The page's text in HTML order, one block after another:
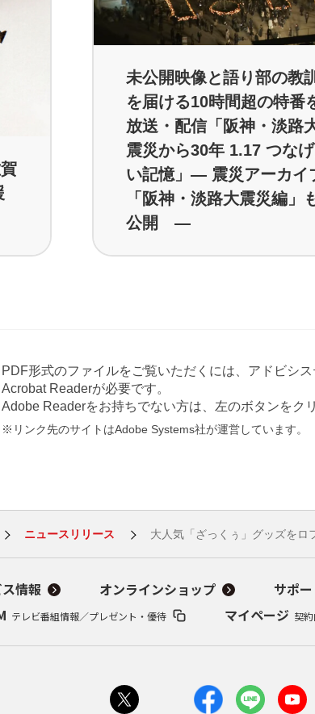
未公開映像と語り部の教訓
を届ける10時間超の特番
放送・配信「阪神・淡路
震災から30年 1.17 つな
い記憶」― 震災アーカイ
「阪神・淡路大震災編」
公開 ―
PDF形式のファイルをご覧いただくには、アドビシ
Acrobat Readerが必要です。
Adobe Readerをお持ちでない方は、左のボタンをク
※リンク先のサイトはAdobe Systems社が運営しています。
ニュースリリース 大人気「ざっくぅ」グッズをロ
情報 オンラインショップ サポー
テレビ番組情報／プレゼント・優待 マイページ 契